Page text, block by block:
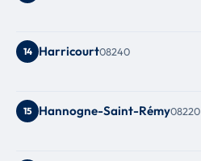
14 Harricourt08240
15 Hannogne-Saint-Rémy08220